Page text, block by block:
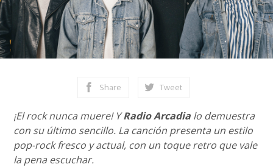
Share Tweet
¡El rock nunca muere! YRadio Arcadia lo demuestra
con su último sencillo. La canción presenta un estilo
pop-rock fresco y actual, con un toque retro que vale
la pena escuchar.